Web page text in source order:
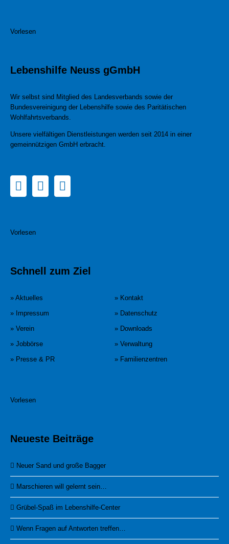
Vorlesen
Lebenshilfe Neuss gGmbH
Wir selbst sind Mitglied des Landesverbands sowie der
Bundesvereinigung der Lebenshilfe sowie des Paritätischen
Wohlfahrtsverbands.
Unsere vielfältigen Dienstleistungen werden seit 2014 in einer
gemeinnützigen GmbH erbracht.
Vorlesen
Schnell zum Ziel
» Aktuelles
» Kontakt
» Impressum
» Datenschutz
» Verein
» Downloads
» Jobbörse
» Verwaltung
» Presse & PR
» Familienzentren
Vorlesen
Neueste Beiträge
Neuer Sand und große Bagger
Marschieren will gelernt sein…
Grübel-Spaß im Lebenshilfe-Center
Wenn Fragen auf Antworten treffen…